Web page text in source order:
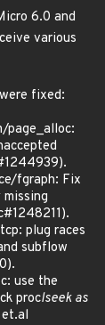
6.0 and
various
fixed:
page_alloc:
fgraph: Fix
plug races
subflow
use the
proclseek as